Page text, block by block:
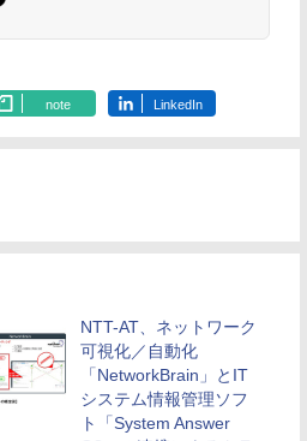
note LinkedIn
NTT-AT、ネットワーク
可視化／自動化
「NetworkBrain」とIT
システム情報管理ソフ
ト「System Answer